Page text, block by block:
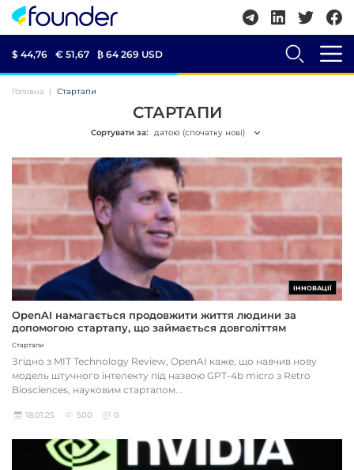
$ 44,76 € 51,67 ₿ 64 269 USD
Головна Стартапи
СТАРТАПИ
Сортувати за: датою (спочатку нові)
ІННОВАЦІЇ
OpenAI намагається продовжити життя людини за
допомогою стартапу, що займається довголіттям
Стартапи
Згідно з MIT Technology Review, OpenAI каже, що навчив нову
модель штучного інтелекту під назвою GPT-4b micro з Retro
Biosciences, науковим стартапом...
18.01.25 500 0